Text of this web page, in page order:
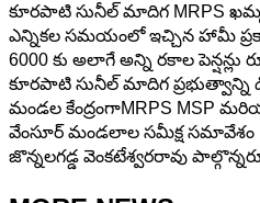
కూరపాటి సునీల్ మాదిగ MRPS ఖమ్మం
ఎన్నికల సమయంలో ఇచ్చిన హామీ
6000 కు అలాగే అన్ని రకాల పెన్షన్లు
కూరపాటి సునీల్ మాదిగ
మండల కేంద్రంగాMRPS MSP
వేంసూర్ మండలాల సమీక్ష
జొన్నలగడ్డ వెంకటేశ్వరరావు